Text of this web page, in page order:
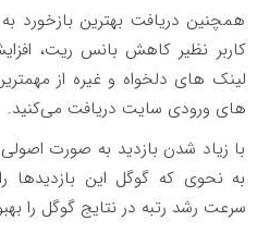
همچنین دریافت بهترین
کاربر نظیر کاهش بانس ریت،
لینک های دلخواه و غیره از
های ورودی سایت دریافت می‌کنید.
با زیاد شدن بازدید به صورت
به نحوی که گوگل این بازدیدها
سرعت رشد رتبه در نتایج گوگل را